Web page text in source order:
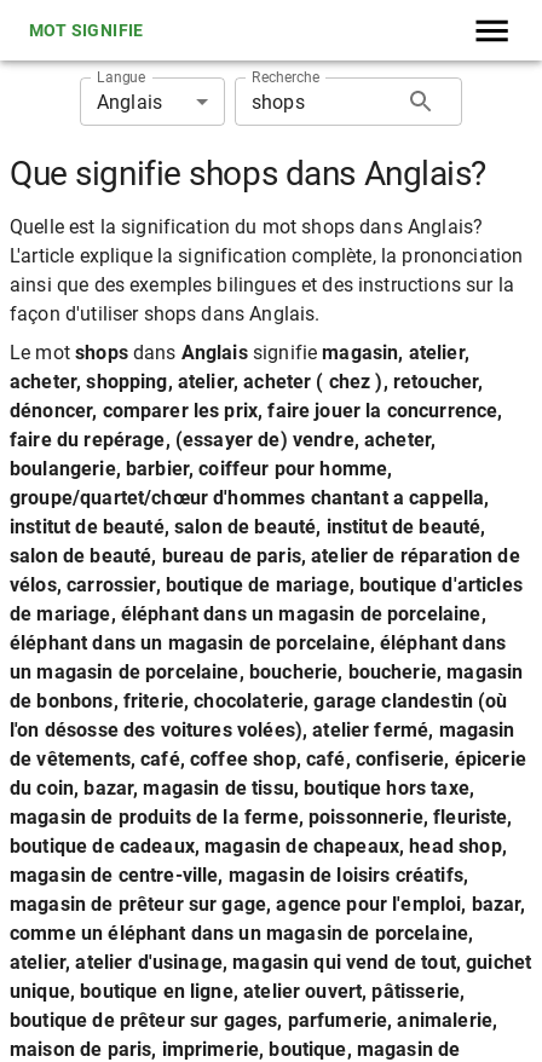
MOT SIGNIFIE
Langue
Anglais
Recherche
Que signifie shops dans Anglais?
Quelle est la signification du mot shops dans Anglais?
L'article explique la signification complète, la prononciation
ainsi que des exemples bilingues et des instructions sur la
façon d'utiliser shops dans Anglais.
Le motshopsdans Anglaissignifiemagasin, atelier,
acheter, shopping, atelier, acheter ( chez ), retoucher,
dénoncer, comparer les prix, faire jouer la concurrence,
faire du repérage, (essayer de) vendre, acheter,
boulangerie, barbier, coiffeur pour homme,
groupe/quartet/chœur d'hommes chantant a cappella,
institut de beauté, salon de beauté, institut de beauté,
salon de beauté, bureau de paris, atelier de réparation de
vélos, carrossier, boutique de mariage, boutique d'articles
de mariage, éléphant dans un magasin de porcelaine,
éléphant dans un magasin de porcelaine, éléphant dans
un magasin de porcelaine, boucherie, boucherie, magasin
de bonbons, friterie, chocolaterie, garage clandestin (où
l'on désosse des voitures volées), atelier fermé, magasin
de vêtements, café, coffee shop, café, confiserie, épicerie
du coin, bazar, magasin de tissu, boutique hors taxe,
magasin de produits de la ferme, poissonnerie, fleuriste,
boutique de cadeaux, magasin de chapeaux, head shop,
magasin de centre-ville, magasin de loisirs créatifs,
magasin de prêteur sur gage, agence pour l'emploi, bazar,
comme un éléphant dans un magasin de porcelaine,
atelier, atelier d'usinage, magasin qui vend de tout, guichet
unique, boutique en ligne, atelier ouvert, pâtisserie,
boutique de prêteur sur gages, parfumerie, animalerie,
maison de paris, imprimerie, boutique, magasin de